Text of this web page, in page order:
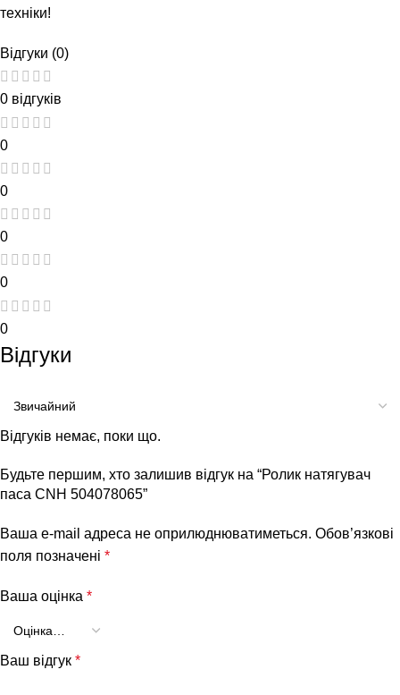
техніки!
Відгуки (0)
0 відгуків
0
0
0
0
0
Відгуки
Відгуків немає, поки що.
Будьте першим, хто залишив відгук на “Ролик натягувач
паса CNH 504078065”
Ваша e-mail адреса не оприлюднюватиметься. Обов’язкові
поля позначені *
Ваша оцінка *
Ваш відгук *